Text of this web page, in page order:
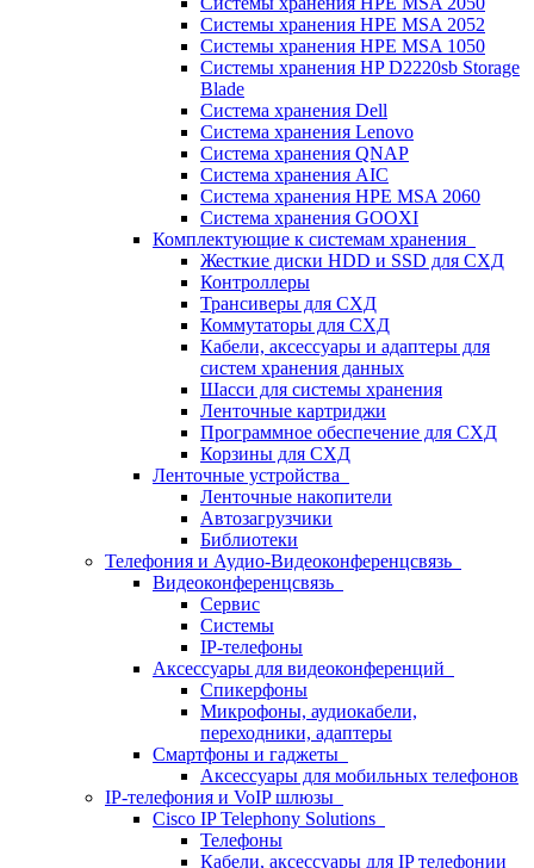
Системы хранения HPE MSA 2052
Системы хранения HPE MSA 1050
Системы хранения HP D2220sb Storage
Blade
Система хранения Dell
Система хранения Lenovo
Система хранения QNAP
Система хранения AIC
Система хранения HPE MSA 2060
Система хранения GOOXI
Комплектующие к системам хранения
Жесткие диски HDD и SSD для СХД
Контроллеры
Трансиверы для СХД
Коммутаторы для СХД
Кабели, аксессуары и адаптеры для
систем хранения данных
Шасси для системы хранения
Ленточные картриджи
Программное обеспечение для СХД
Корзины для СХД
Ленточные устройства
Ленточные накопители
Автозагрузчики
Библиотеки
Телефония и Аудио-Видеоконференцсвязь
Видеоконференцсвязь
Сервис
Системы
IP-телефоны
Аксессуары для видеоконференций
Спикерфоны
Микрофоны, аудиокабели,
переходники, адаптеры
Смартфоны и гаджеты
Аксессуары для мобильных телефонов
IP-телефония и VoIP шлюзы
Cisco IP Telephony Solutions
Телефоны
Кабели, аксессуары для IP телефонии